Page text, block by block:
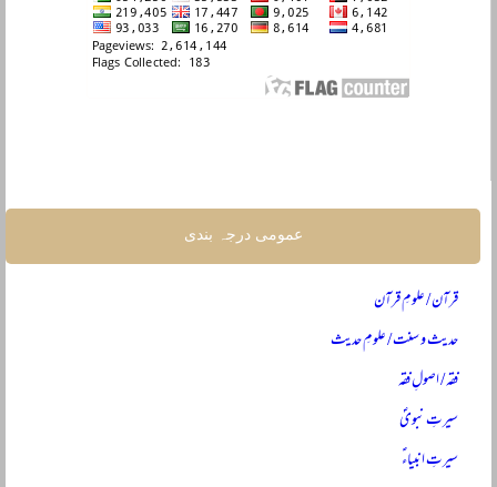
عمومی درجہ بندی
قرآن / علومِ قرآن
حدیث و سنت / علومِ حدیث
فقہ / اصولِ فقہ
سیرتِ نبویؐ
سیرتِ انبیاءؑ